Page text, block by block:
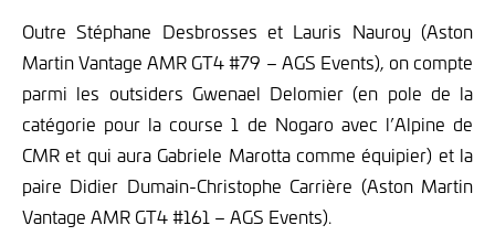
Outre Stéphane Desbrosses et Lauris Nauroy (Aston
Martin Vantage AMR GT4 #79 – AGS Events), on compte
parmi les outsiders Gwenael Delomier (en pole de la
catégorie pour la course 1 de Nogaro avec l’Alpine de
CMR et qui aura Gabriele Marotta comme équipier) et la
paire Didier Dumain-Christophe Carrière (Aston Martin
Vantage AMR GT4 #161 – AGS Events).